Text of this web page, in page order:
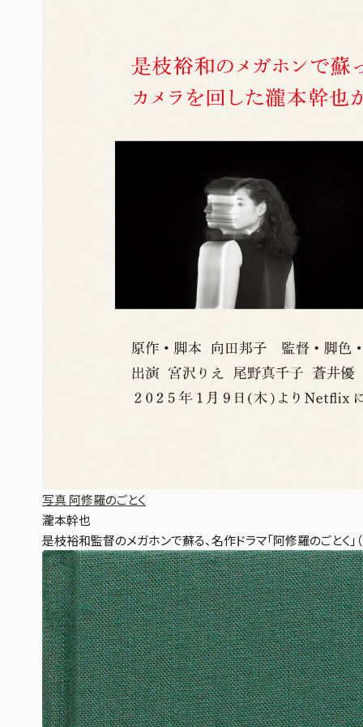
写真 阿修羅のごとく
瀧本幹也
是枝裕和監督のメガホンで蘇る、名作ドラマ「阿修羅のごとく